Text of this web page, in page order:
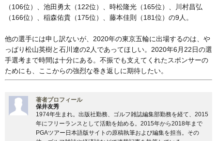
（106位）、池田勇太（122位）、時松隆光（165位）、川村昌弘
（166位）、稲森佑貴（175位）、藤本佳則（181位）の9人。
他の選手には申し訳ないが、2020年の東京五輪に出場するのは、や
っぱり松山英樹と石川遼の2人であってほしい。2020年6月22日の選
手選考まで時間は十分にある。不振でも支えてくれたスポンサーの
ためにも、ここからの強烈な巻き返しに期待したい。
著者プロフィール
保井友秀
1974年生まれ。出版社勤務、ゴルフ雑誌編集部勤務を経て、2015
年にフリーランスとして活動を始める。2015年から2018年まで
PGAツアー日本語版サイトの原稿執筆および編集を担当。その